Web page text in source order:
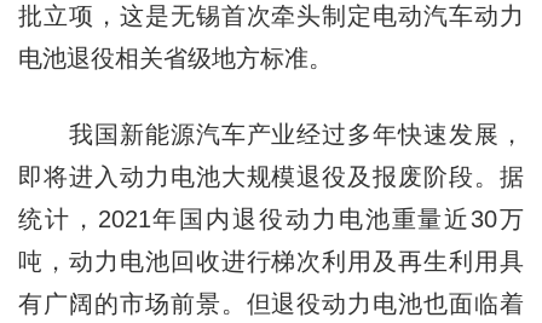
批立项，这是无锡首次牵头制定电动汽车动力
电池退役相关省级地方标准。
我国新能源汽车产业经过多年快速发展，
即将进入动力电池大规模退役及报废阶段。据
统计，2021年国内退役动力电池重量近30万
吨，动力电池回收进行梯次利用及再生利用具
有广阔的市场前景。但退役动力电池也面临着